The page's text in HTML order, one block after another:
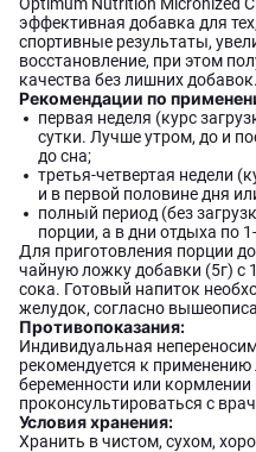
эффективная добавка для
спортивные результаты,
восстановление, при этом
качества без лишних добавок.
Рекомендации по
первая неделя (курс
сутки. Лучше утром, до и
до сна;
третья-четвертая недели
и в первой половине дня
полный период (без
порции, а в дни отдыха по
Для приготовления порции
чайную ложку добавки (5г) с
сока. Готовый напиток
желудок, согласно
Противопоказания:
Индивидуальная
рекомендуется к
беременности или кормлении
проконсультироваться с
Условия хранения:
Хранить в чистом, сухом,